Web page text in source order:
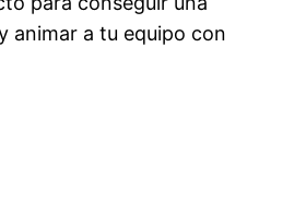
animar a tu equipo con